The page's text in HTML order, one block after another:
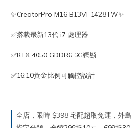
✨CreatorPro M16 B13VI-1428TW✨
✅搭載最新13代 i7 處理器
✅RTX 4050 GDDR6 6G獨顯
✅16:10黃金比例可觸控設計
全店，限時 $398 宅配超取免運，外